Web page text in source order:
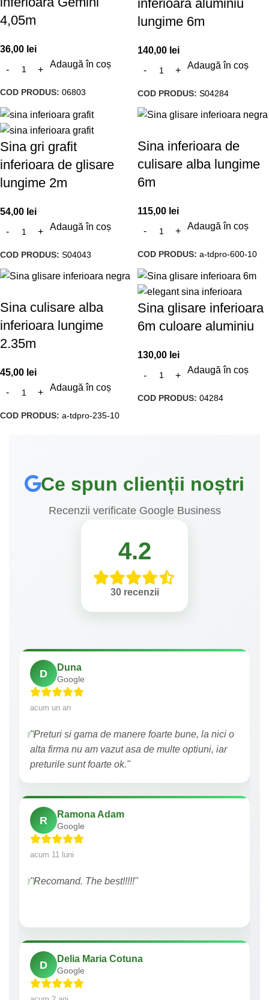
4,05m
36,00 lei
Adaugă în coș
COD PRODUS: 06803
inferioara aluminiu
lungime 6m
140,00 lei
Adaugă în coș
COD PRODUS: S04284
Sina gri grafit
inferioara de glisare
lungime 2m
54,00 lei
Adaugă în coș
COD PRODUS: S04043
Sina inferioara de
culisare alba lungime
6m
115,00 lei
Adaugă în coș
COD PRODUS: a-tdpro-600-10
Sina culisare alba
inferioara lungime
2.35m
45,00 lei
Adaugă în coș
COD PRODUS: a-tdpro-235-10
Sina glisare inferioara
6m culoare aluminiu
130,00 lei
Adaugă în coș
COD PRODUS: 04284
Ce spun clienții noștri
Recenzii verificate Google Business
4.2
30 recenzii
D
Duna
Google
acum un an
"Preturi si gama de manere foarte bune, la nici o
alta firma nu am vazut asa de multe optiuni, iar
preturile sunt foarte ok."
R
Ramona Adam
Google
acum 11 luni
"Recomand. The best!!!!!"
D
Delia Maria Cotuna
Google